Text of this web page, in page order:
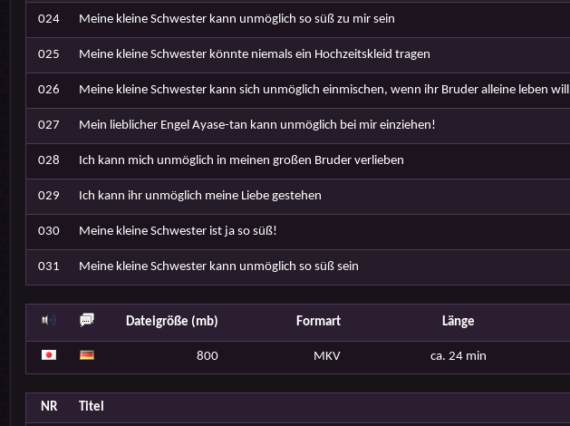
024 Meine kleine Schwester kann unmöglich so süß zu mir sein
025 Meine kleine Schwester könnte niemals ein Hochzeitskleid tragen
026 Meine kleine Schwester kann sich unmöglich einmischen, wenn ihr Bruder alleine leben will
027 Mein lieblicher Engel Ayase-tan kann unmöglich bei mir einziehen!
028 Ich kann mich unmöglich in meinen großen Bruder verlieben
029 Ich kann ihr unmöglich meine Liebe gestehen
030 Meine kleine Schwester ist ja so süß!
031 Meine kleine Schwester kann unmöglich so süß sein
Dateigröße (mb) Formart Länge
800 MKV ca. 24 min
NR Titel